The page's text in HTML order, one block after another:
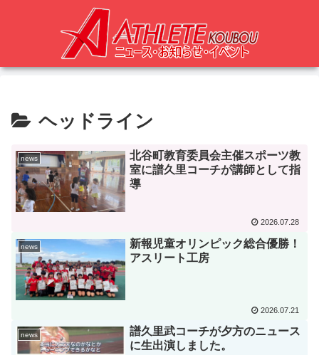
ヘッドライン
news
北谷町教育委員会主催スポーツ教
室に譜久里コーチが講師として指
導
2026.07.28
news
新報児童オリンピック総合優勝！
アスリート工房
2026.07.21
news
譜久里武コーチが夕方のニュース
に生出演しました。